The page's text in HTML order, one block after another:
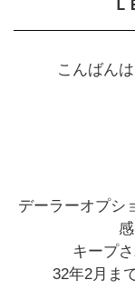
こんばん
デーラーオプシ
キープ
32年2月ま